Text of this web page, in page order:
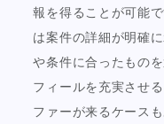
報を得ることが可能
は案件の詳細が明確
や条件に合ったもの
フィールを充実させ
ファーが来るケースも